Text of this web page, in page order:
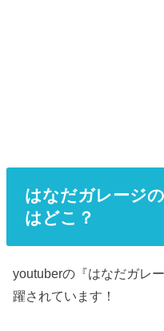
はなだガレージ
はどこ？
youtuberの『はなだガレ
躍されています！